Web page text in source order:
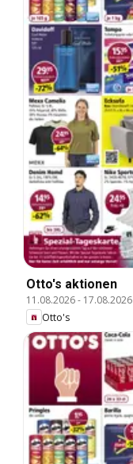
Otto's aktionen
11.08.2026- 17.08.2026
Otto's